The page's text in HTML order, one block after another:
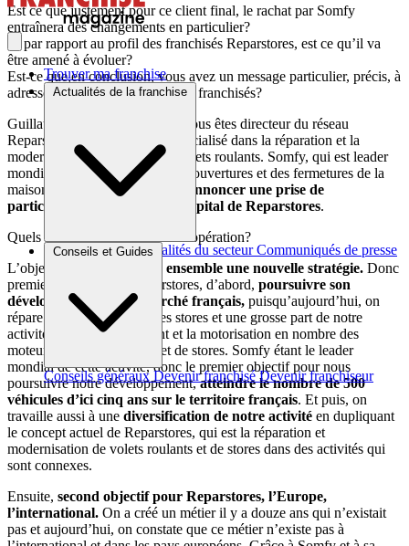
Trouver ma franchise
Actualités de la franchise
Brèves et actus Actualités du secteur Communiqués de presse
Conseils et Guides
Conseils généraux Devenir franchisé Devenir franchiseur
Est ce que justement pour ce client final, le rachat par Somfy
entraînera des changements en particulier?
Et par rapport au profil des franchisés Reparstores, est ce qu’il va
être amené à évoluer?
Est-ce que,en conclusion, vous avez un message particulier, précis, à
adressé à vos franchisés et futurs franchisés?
Guillaume Varobieff, bonjour, vous êtes directeur du réseau
Reparstores. Reparstores est spécialisé dans la réparation et la
modernisation de stores et de volets roulants. Somfy, qui est leader
mondial de l’automatisation des ouvertures et des fermetures de la
maison et du bâtiment,
vient d’annoncer une prise de
participation majoritaire au capital de Reparstores.
Quels sont les objectifs de cette opération?
L’objectif est de
concocter ensemble une nouvelle stratégie. Donc
premier objectif pour Reparstores, d’abord, poursuivre son
développement sur le marché français, puisqu’aujourd’hui, on
répare les volets roulants, les stores et une grosse part de notre
activité, c’est le changement et la motorisation en nombre des
moteurs de volets roulants et de stores. Somfy étant le leader
mondial de cette activité, donc le premier objectif pour nous
poursuivre notre développement,atteindre le nombre de 500
véhicules d’ici cinq ans sur le territoire français. Et puis, on
travaille aussi à une diversification de notre activité en dupliquant
le concept actuel de Reparstores, qui est la réparation et
modernisation de volets roulants et de stores dans des activités qui
sont connexes.
Ensuite, second objectif pour Reparstores, l’Europe,
l’international. On a créé un métier il y a douze ans qui n’existait
pas et aujourd’hui, on constate que ce métier n’existe pas à